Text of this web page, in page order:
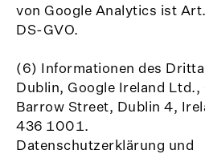
von Google Analytics ist
DS-GVO.
(6) Informationen des
Dublin, Google Ireland Ltd.,
Barrow Street, Dublin 4,
436 1001.
Datenschutzerklärung und